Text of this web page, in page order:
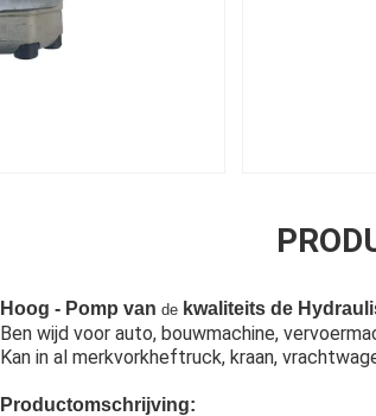
Hoog - Pomp van de kwaliteits de
Ben wijd voor auto, bouwmachine,
Kan in al merkvorkheftruck, kraan,
Productomschrijving: